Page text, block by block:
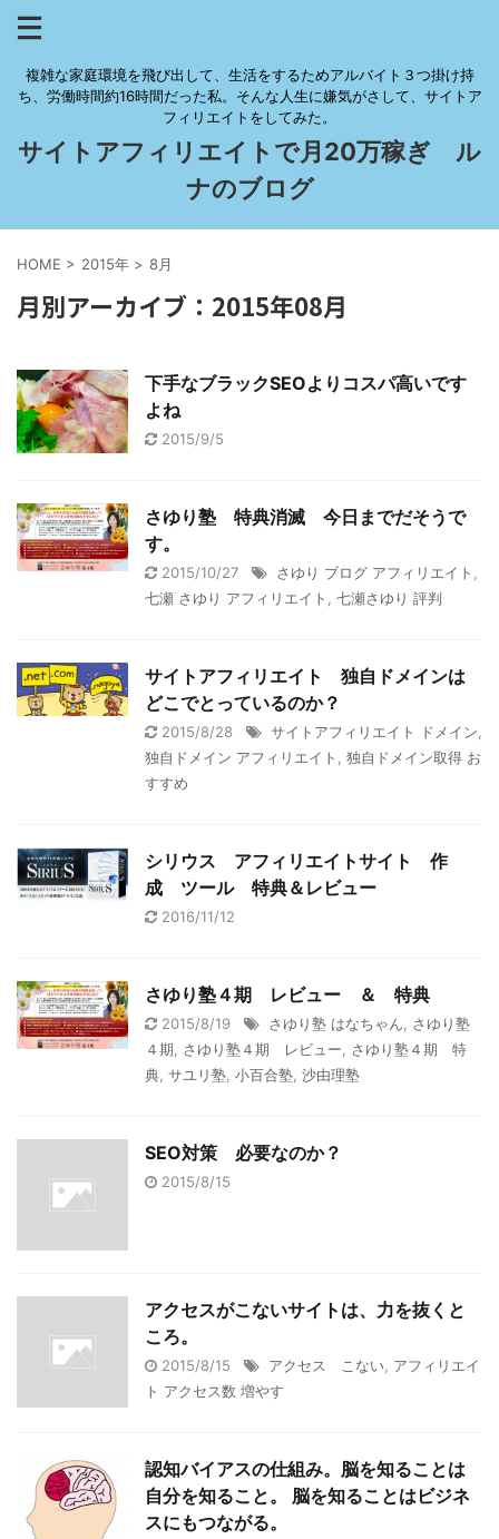
複雑な家庭環境を飛び出して、生活をするためアルバイト３つ掛け持
ち、労働時間約16時間だった私。そんな人生に嫌気がさして、サイトア
フィリエイトをしてみた。
サイトアフィリエイトで月20万稼ぎ ル
ナのブログ
HOME > 2015年 > 8月
月別アーカイブ：2015年08月
下手なブラックSEOよりコスパ高いです
よね
2015/9/5
さゆり塾 特典消滅 今日までだそうで
す。
2015/10/27 さゆり ブログ アフィリエイト
七瀬 さゆり アフィリエイト
七瀬さゆり 評判
サイトアフィリエイト 独自ドメインは
どこでとっているのか？
2015/8/28 サイトアフィリエイト ドメイン
独自ドメイン アフィリエイト
独自ドメイン取得 お
すすめ
シリウス アフィリエイトサイト 作
成 ツール 特典＆レビュー
2016/11/12
さゆり塾４期 レビュー ＆ 特典
2015/8/19 さゆり塾 はなちゃん
さゆり塾
４期
さゆり塾４期 レビュー
さゆり塾４期 特
典 サユリ塾 小百合塾 沙由理塾
SEO対策 必要なのか？
2015/8/15
アクセスがこないサイトは、力を抜くと
ころ。
2015/8/15 アクセス こない アフィリエイ
ト アクセス数 増やす
認知バイアスの仕組み。脳を知ることは
自分を知ること。 脳を知ることはビジネ
スにもつながる。